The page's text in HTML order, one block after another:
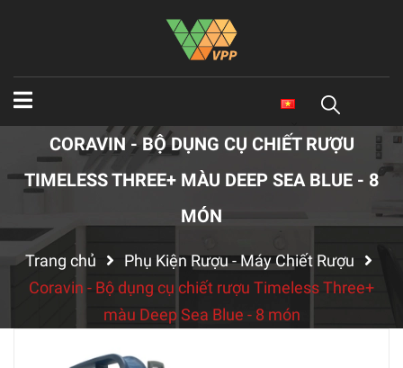
CORAVIN - BỘ DỤNG CỤ CHIẾT RƯỢU
TIMELESS THREE+ MÀU DEEP SEA BLUE - 8
MÓN
Trang chủ
Phụ Kiện Rượu - Máy Chiết Rượu
Coravin - Bộ dụng cụ chiết rượu Timeless Three+
màu Deep Sea Blue - 8 món